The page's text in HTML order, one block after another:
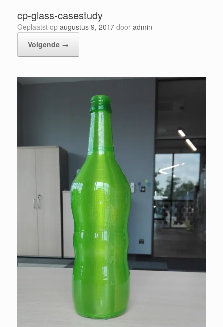
cp-glass-casestudy
Geplaatst op augustus 9, 2017 door admin
Volgende →